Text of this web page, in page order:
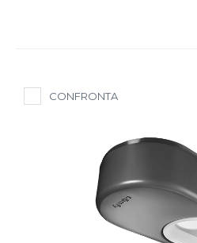
CONFRONTA